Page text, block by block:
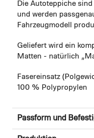
Die Autoteppiche
und werden
Fahrzeugmodell
Geliefert wird ein
Matten - natürlich
Fasereinsatz
100 % Polypropylen
Passform und